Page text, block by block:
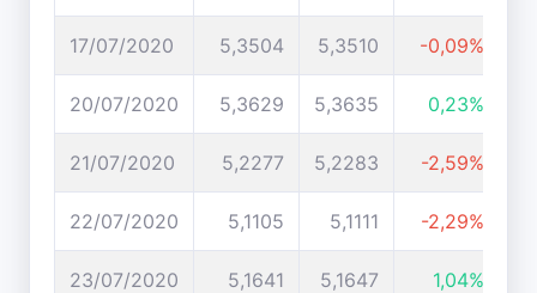
17/07/2020 5,3504 5,3510 -0,09%
20/07/2020 5,3629 5,3635 0,23%
21/07/2020 5,2277 5,2283 -2,59%
22/07/2020 5,1105 5,1111 -2,29%
23/07/2020 5,1641 5,1647 1,04%